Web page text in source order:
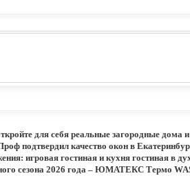
для себя реальные загородные дома
подтвердил качество окон в
игровая гостиная и кухня гостиная в
сезона 2026 года – ЮМАТЕКС Термо